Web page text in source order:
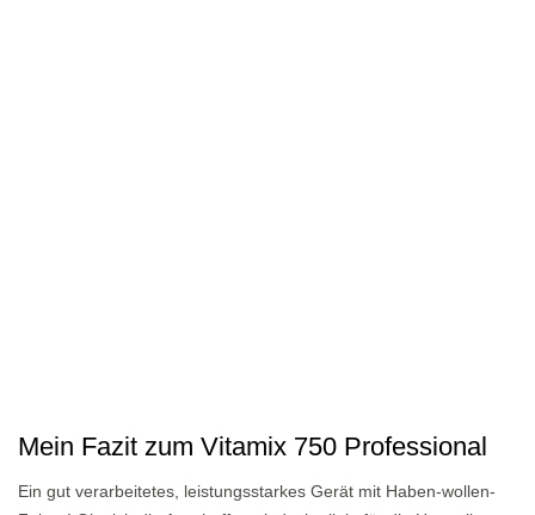
Mein Fazit zum Vitamix 750 Professional
Ein gut verarbeitetes, leistungsstarkes Gerät mit Haben-wollen-